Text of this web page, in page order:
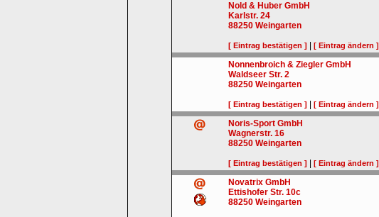
Nold & Huber GmbH
Karlstr. 24
88250 Weingarten
[ Eintrag bestätigen ] [ Eintrag ändern ]
Nonnenbroich & Ziegler GmbH
Waldseer Str. 2
88250 Weingarten
[ Eintrag bestätigen ] [ Eintrag ändern ]
Noris-Sport GmbH
Wagnerstr. 16
88250 Weingarten
[ Eintrag bestätigen ] [ Eintrag ändern ]
Novatrix GmbH
Ettishofer Str. 10c
88250 Weingarten